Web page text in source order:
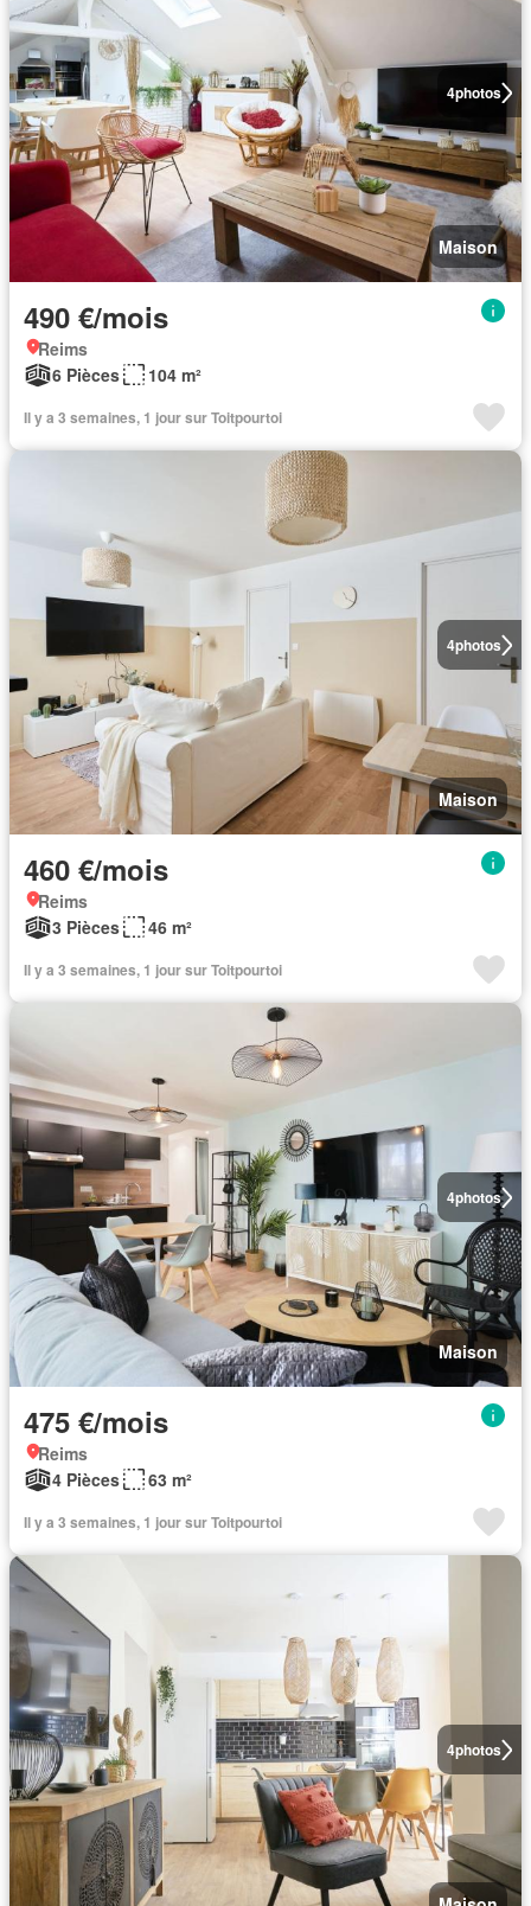
4photos
Maison
490 €/mois
Reims
6 Pièces
104 m²
Il y a 3 semaines, 1 jour sur Toitpourtoi
4photos
Maison
460 €/mois
Reims
3 Pièces
46 m²
Il y a 3 semaines, 1 jour sur Toitpourtoi
4photos
Maison
475 €/mois
Reims
4 Pièces
63 m²
Il y a 3 semaines, 1 jour sur Toitpourtoi
4photos